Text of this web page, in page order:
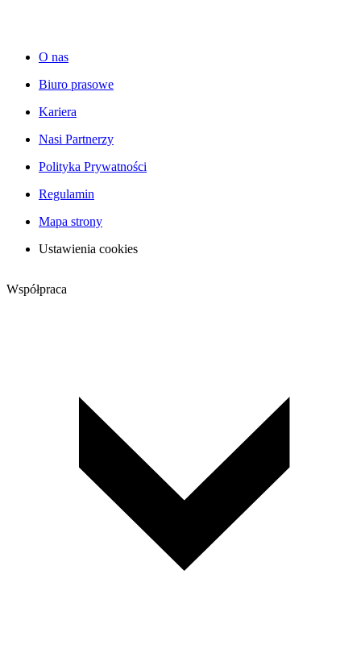
O nas
Biuro prasowe
Kariera
Nasi Partnerzy
Polityka Prywatności
Regulamin
Mapa strony
Ustawienia cookies
Współpraca